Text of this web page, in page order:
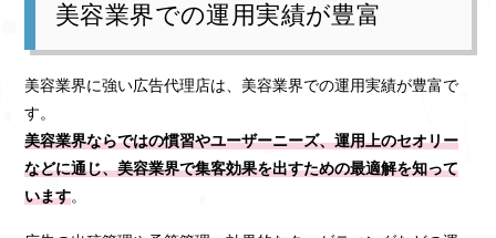
美容業界での運用実績が豊富
美容業界に強い広告代理店は、美容業界での運用実績が豊富で
す。
美容業界ならではの慣習やユーザーニーズ、運用上のセオリー
などに通じ、美容業界で集客効果を出すための最適解を知って
います。